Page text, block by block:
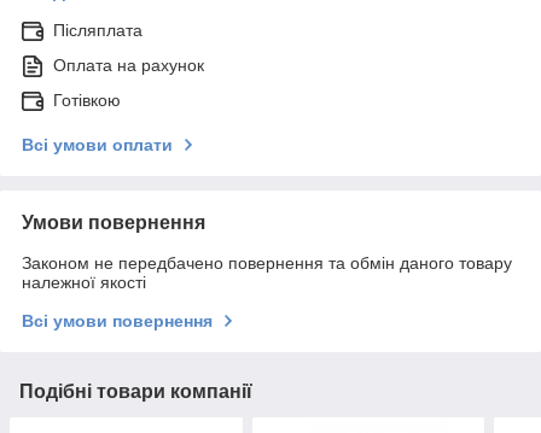
Післяплата
Оплата на рахунок
Готівкою
Всі умови оплати
Умови повернення
Законом не передбачено повернення та обмін даного товару
належної якості
Всі умови повернення
Подібні товари компанії